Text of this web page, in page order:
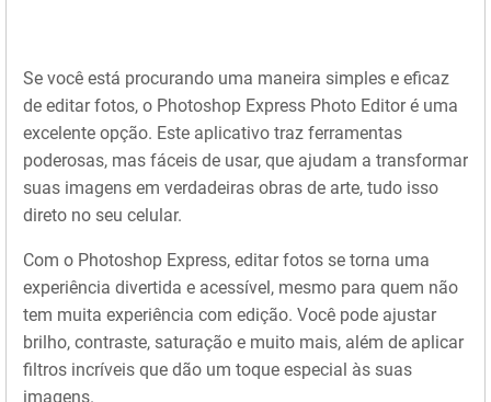
Se você está procurando uma maneira simples e eficaz
de editar fotos, o Photoshop Express Photo Editor é uma
excelente opção. Este aplicativo traz ferramentas
poderosas, mas fáceis de usar, que ajudam a transformar
suas imagens em verdadeiras obras de arte, tudo isso
direto no seu celular.
Com o Photoshop Express, editar fotos se torna uma
experiência divertida e acessível, mesmo para quem não
tem muita experiência com edição. Você pode ajustar
brilho, contraste, saturação e muito mais, além de aplicar
filtros incríveis que dão um toque especial às suas
imagens.